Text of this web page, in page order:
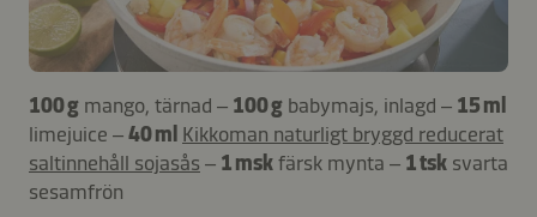
100 g mango, tärnad – 100 g babymajs, inlagd – 15 ml
limejuice –40 ml Kikkoman naturligt bryggd reducerat
saltinnehåll sojasås – 1 mskfärsk mynta – 1 tsk svarta
sesamfrön